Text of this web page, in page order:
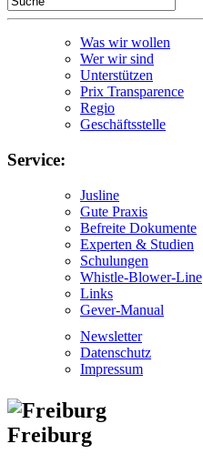
Was wir wollen
Wer wir sind
Unterstützen
Prix Transparence
Regio
Geschäftsstelle
Service:
Jusline
Gute Praxis
Befreite Dokumente
Experten & Studien
Schulungen
Whistle-Blower-Line
Links
Gever-Manual
Newsletter
Datenschutz
Impressum
Freiburg